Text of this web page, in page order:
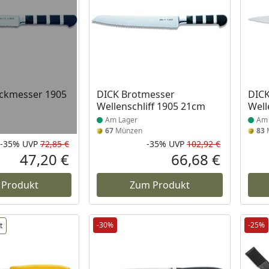
1905
Rabatt in Prozent
-35%
Ursprünglicher Preis
UVP 72,85 €
Aktueller Preis
47,20 €
DICK Brotmesser
Wellenschliff 1905 21cm
Produkt am Lager
Am Lager
67 Münzen
Rabatt in
-35% UVP 102,92 €
Aktueller
66,68 €
Zum Produkt
83
-30% -25%